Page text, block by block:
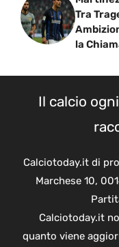
Tra
la
Il calcio
Calciotoday.it di
Marchese 10,
Calciotoday.it
quanto viene